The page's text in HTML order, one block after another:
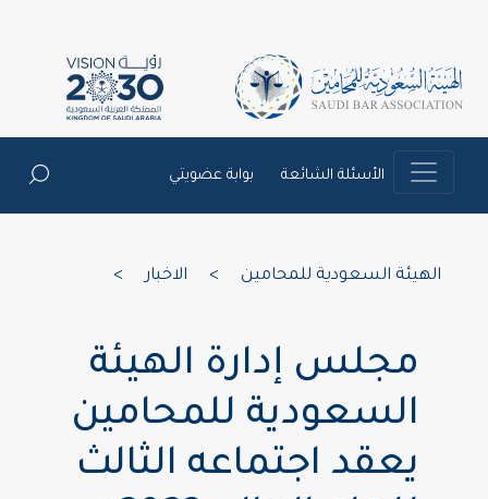
الأسئلة الشائعة بوابة عضويتي
الهيئة السعودية للمحامين الاخبار
مجلس إدارة الهيئة
السعودية للمحامين
يعقد اجتماعه الثالث